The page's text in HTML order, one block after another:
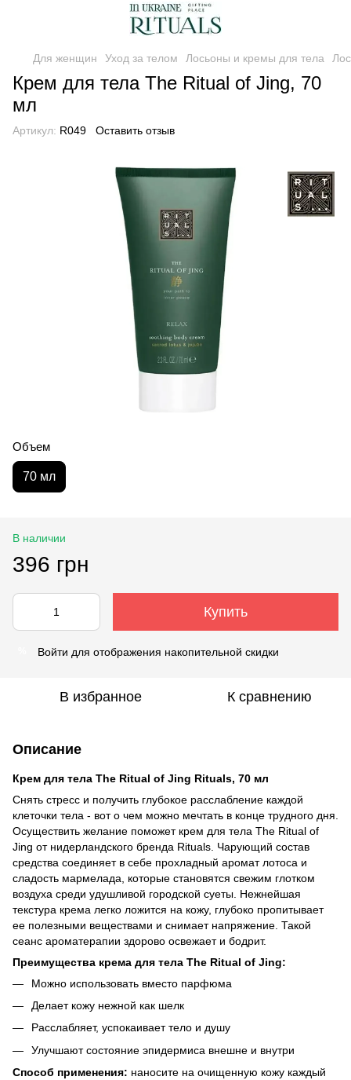
Для женщин Уход за телом Лосьоны и кремы для тела
Крем для тела The Ritual of Jing, 70
мл
Артикул: R049 Оставить отзыв
Объем
70 мл
В наличии
396 грн
Купить
Войти для отображения накопительной скидки
В избранное К сравнению
Описание
Крем для тела The Ritual of Jing Rituals, 70 мл
Снять стресс и получить глубокое расслабление каждой
клеточки тела - вот о чем можно мечтать в конце трудного дня.
Осуществить желание поможет крем для тела The Ritual of
Jing от нидерландского бренда Rituals. Чарующий состав
средства соединяет в себе прохладный аромат лотоса и
сладость мармелада, которые становятся свежим глотком
воздуха среди удушливой городской суеты. Нежнейшая
текстура крема легко ложится на кожу, глубоко пропитывает
ее полезными веществами и снимает напряжение. Такой
сеанс ароматерапии здорово освежает и бодрит.
Преимущества крема для тела The Ritual of Jing:
Можно использовать вместо парфюма
Делает кожу нежной как шелк
Расслабляет, успокаивает тело и душу
Улучшают состояние эпидермиса внешне и внутри
Способ применения: наносите на очищенную кожу каждый